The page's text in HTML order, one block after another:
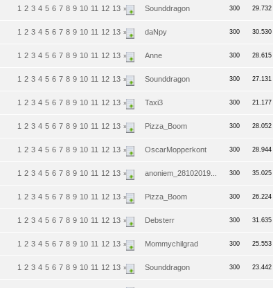
1 2 3 4 5 6 7 8 9 10 11 12 13 » Sounddragon 300 29.732
1 2 3 4 5 6 7 8 9 10 11 12 13 » daNpy 300 30.530
1 2 3 4 5 6 7 8 9 10 11 12 13 » Anne 300 28.615
1 2 3 4 5 6 7 8 9 10 11 12 13 » Sounddragon 300 27.131
1 2 3 4 5 6 7 8 9 10 11 12 13 » Taxi3 300 21.177
1 2 3 4 5 6 7 8 9 10 11 12 13 » Pizza_Boom 300 28.052
1 2 3 4 5 6 7 8 9 10 11 12 13 » OscarMopperkont 300 28.944
1 2 3 4 5 6 7 8 9 10 11 12 13 » anoniem_28102019... 300 35.025
1 2 3 4 5 6 7 8 9 10 11 12 13 » Pizza_Boom 300 26.224
1 2 3 4 5 6 7 8 9 10 11 12 13 » Debsterr 300 31.635
1 2 3 4 5 6 7 8 9 10 11 12 13 » Mommychilgrad 300 25.553
1 2 3 4 5 6 7 8 9 10 11 12 13 » Sounddragon 300 23.442